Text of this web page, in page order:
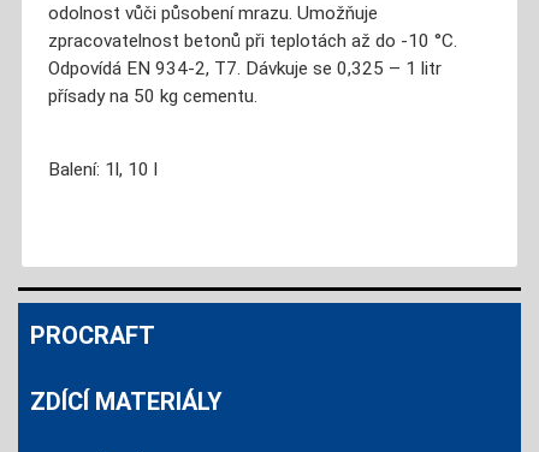
odolnost vůči působení mrazu. Umožňuje
zpracovatelnost betonů při teplotách až do -10 °C.
Odpovídá EN 934-2, T7. Dávkuje se 0,325 – 1 litr
přísady na 50 kg cementu.
Balení: 1l, 10 l
PROCRAFT
ZDÍCÍ MATERIÁLY